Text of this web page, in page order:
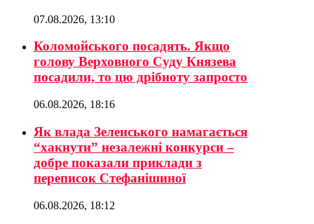
07.08.2026, 13:10
Коломойського посадять. Якщо
голову Верховного Суду Князева
посадили, то цю дрібноту запросто
06.08.2026, 18:16
Як влада Зеленського намагається
“хакнути” незалежні конкурси –
добре показали приклади з
переписок Стефанішиної
06.08.2026, 18:12